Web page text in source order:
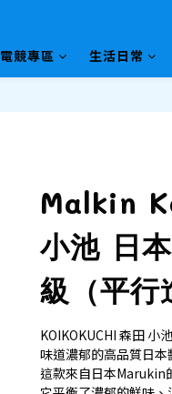
電競專區 生活日常
Malkin
小池 日
級（平行
KOIKOKUCHI 森田 小
味道濃郁的高品質日本
這款來自日本Marukin